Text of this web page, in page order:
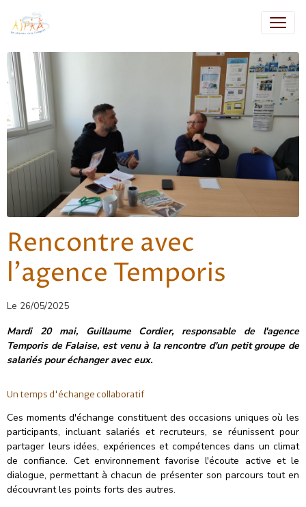
Rencontre avec
l'agence Temporis
Le 26/05/2025
Mardi 20 mai, Guillaume Cordier, responsable de l'agence
Temporis de Falaise, est venu à la rencontre d'un petit groupe de
salariés pour échanger avec eux.
Un temps d'échange collaboratif
Ces moments d'échange constituent des occasions uniques où les
participants, incluant salariés et recruteurs, se réunissent pour
partager leurs idées, expériences et compétences dans un climat
de confiance. Cet environnement favorise l'écoute active et le
dialogue, permettant à chacun de présenter son parcours tout en
découvrant les points forts des autres.